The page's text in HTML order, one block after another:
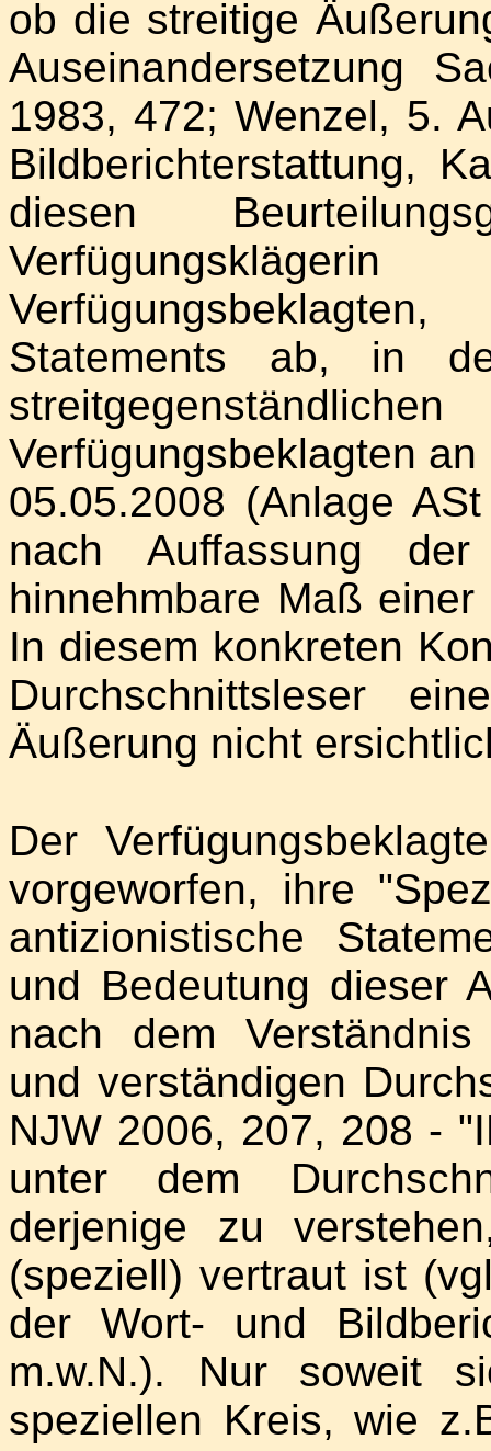
ob die streitige
Auseinandersetzung
1983, 472; Wenzel, 5.
Bildberichterstattung,
diesen
Statements ab, in
Verfügungsbeklagten
05.05.2008 (Anlage
nach Auffassung
hinnehmbare Maß
In diesem konkreten
Durchschnittsleser
Äußerung nicht
Der
vorgeworfen, ihre
antizionistische
und Bedeutung dieser
nach dem Verständnis
und verständigen
NJW 2006, 207, 208 -
unter dem
derjenige zu
(speziell) vertraut ist
der Wort- und
m.w.N.). Nur soweit
speziellen Kreis, wie